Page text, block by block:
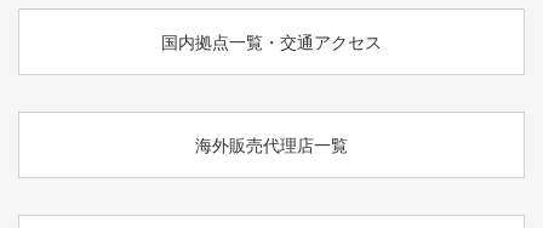
国内拠点一覧・交通アクセス
海外販売代理店一覧